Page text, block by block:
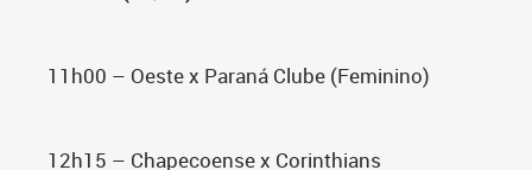
11h00 – Oeste x Paraná Clube (Feminino)
12h15 – Chapecoense x Corinthians